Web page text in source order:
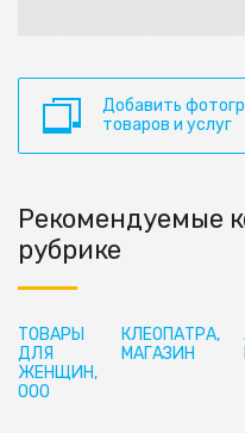
Добавить
товаров и услуг
Рекомендуемые
рубрике
ТОВАРЫ
ДЛЯ
ЖЕНЩИН,
ООО
КЛЕОПАТРА,
МАГАЗИН